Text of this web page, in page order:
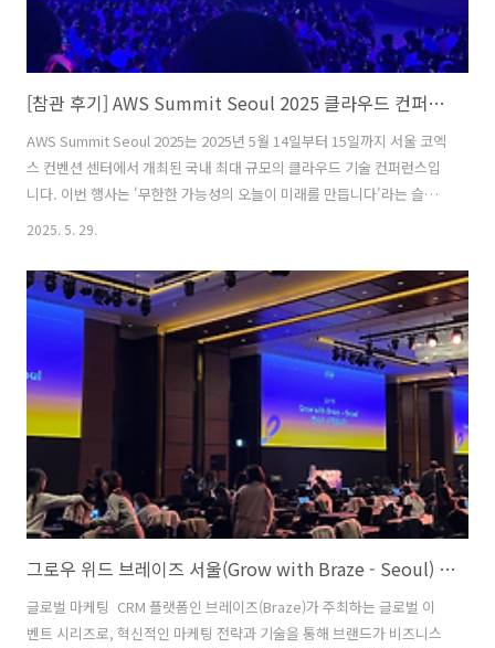
[참관 후기] AWS Summit Seoul 2025 클라우드 컨퍼런스 다녀왔습니다
AWS Summit Seoul 2025는 2025년 5월 14일부터 15일까지 서울 코엑
스 컨벤션 센터에서 개최된 국내 최대 규모의 클라우드 기술 컨퍼런스입
니다. 이번 행사는 '무한한 가능성의 오늘이 미래를 만듭니다'라는 슬로
건 아래, 생성형 AI와 클라우드 혁신을 중심으로 다양한 프로그램이 진행
2025년 5월 14일(수) ~5 월 15일(목)2)장소: 서울 코엑스 컨벤션 센터3)
참가자 수: 약 24,000명 이상, 110개 이상의 강연 및 50개 이상의 파트너
사 참여 1) 세션 : 생성형 AI기반 쿠팡 광고의 고객을 위한 혁신 ㄴ쿠팡
App => 1개월 : 123분 사용 / 138번 접속 / 160,570원 지출 / 4.9..
2025. 5. 29.
그로우 위드 브레이즈 서울(Grow with Braze - Seoul) 2025 참석 후기
글로벌 마케팅 CRM 플랫폼인 브레이즈(Braze)가 주최하는 글로벌 이
벤트 시리즈로, 혁신적인 마케팅 전략과 기술을 통해 브랜드가 비즈니스